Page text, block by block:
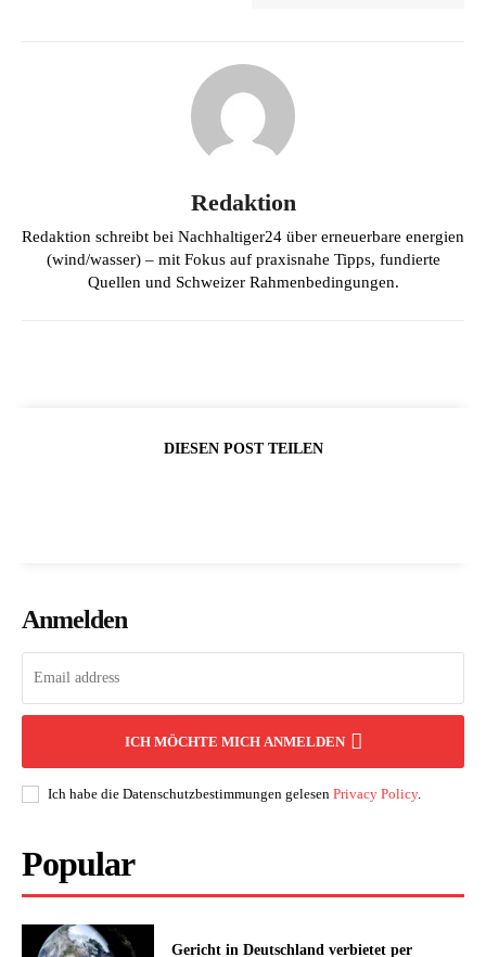
Redaktion
Redaktion schreibt bei Nachhaltiger24 über erneuerbare energien
(wind/wasser) – mit Fokus auf praxisnahe Tipps, fundierte
Quellen und Schweizer Rahmenbedingungen.
DIESEN POST TEILEN
Anmelden
ICH MÖCHTE MICH ANMELDEN
Ich habe die Datenschutzbestimmungen gelesen Privacy Policy.
Popular
Gericht in Deutschland verbietet per